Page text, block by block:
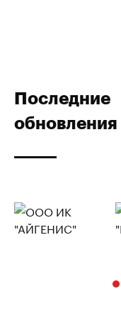
Последние
обновления